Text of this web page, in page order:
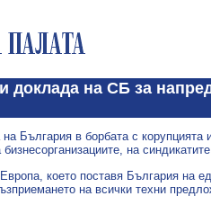
доклада на СБ за
България в борбата с корупцията
на
което поставя България на
на всички техни